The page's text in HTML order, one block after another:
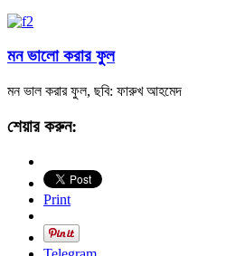
মন ভালো করার ফুল
মন ভাল করার ফুল, ছবি: ফারুখ আহমেদ
শেয়ার করুন:
Print